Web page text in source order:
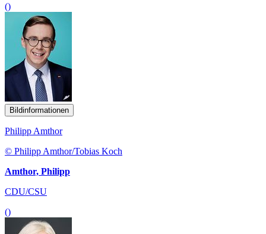
()
Bildinformationen
Philipp Amthor
© Philipp Amthor/Tobias Koch
Amthor, Philipp
CDU/CSU
()